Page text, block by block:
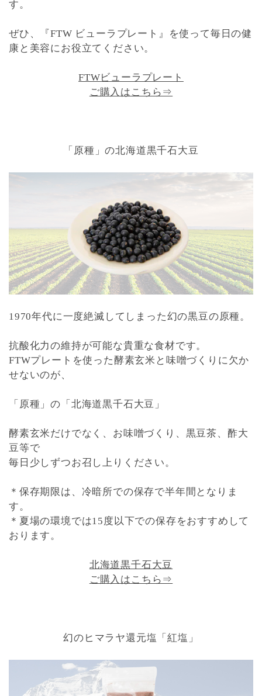
す。
ぜひ、『FTW ビューラプレート』を使って毎日の健
康と美容にお役立てください。
FTWビューラプレート
ご購入はこちら⇒
「原種」の北海道黒千石大豆
1970年代に一度絶滅してしまった幻の黒豆の原種。
抗酸化力の維持が可能な貴重な食材です。
FTWプレートを使った酵素玄米と味噌づくりに欠か
せないのが、
「原種」の「北海道黒千石大豆」
酵素玄米だけでなく、お味噌づくり、黒豆茶、酢大
豆等で
毎日少しずつお召し上りください。
＊保存期限は、冷暗所での保存で半年間となりま
す。
＊夏場の環境では15度以下での保存をおすすめして
おります。
北海道黒千石大豆
ご購入はこちら⇒
幻のヒマラヤ還元塩「紅塩」